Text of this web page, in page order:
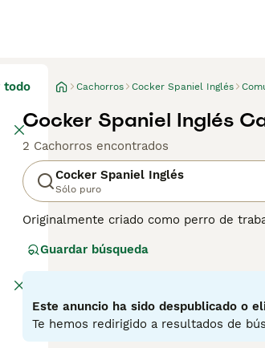
todo Cachorros Cocker Spaniel Inglés
Cocker Spaniel Inglés
2 Cachorros encontrados
Cocker Spaniel Inglés
Sólo puro
Originalmente criado como perro de
como en el entorno doméstico. Son
Lee nuestra página de consejos de
Guardar búsqueda
Este anuncio ha sido despublicado o
Te hemos redirigido a resultados de